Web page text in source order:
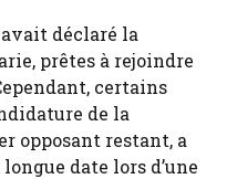
déclaré la
prêtes à rejoindre
certains
de la
opposant restant, a
date lors d’une